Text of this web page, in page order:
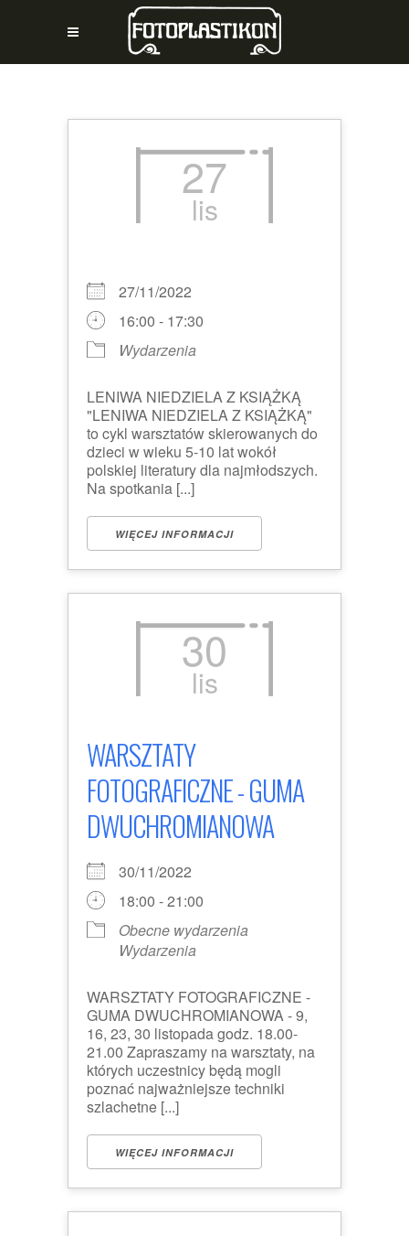
27
lis
27/11/2022
16:00 - 17:30
Wydarzenia
LENIWA NIEDZIELA Z KSIĄŻKĄ
"LENIWA NIEDZIELA Z KSIĄŻKĄ"
to cykl warsztatów skierowanych do
dzieci w wieku 5-10 lat wokół
polskiej literatury dla najmłodszych.
Na spotkania [...]
WIĘCEJ INFORMACJI
30
lis
WARSZTATY
FOTOGRAFICZNE - GUMA
DWUCHROMIANOWA
30/11/2022
18:00 - 21:00
Obecne wydarzenia
Wydarzenia
WARSZTATY FOTOGRAFICZNE -
GUMA DWUCHROMIANOWA - 9,
16, 23, 30 listopada godz. 18.00-
21.00 Zapraszamy na warsztaty, na
których uczestnicy będą mogli
poznać najważniejsze techniki
szlachetne [...]
WIĘCEJ INFORMACJI